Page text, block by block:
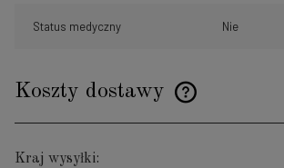
Status medyczny Nie
Koszty dostawy
Cena nie zawiera ewentualnych kosztów płatności
Kraj wysyłki: